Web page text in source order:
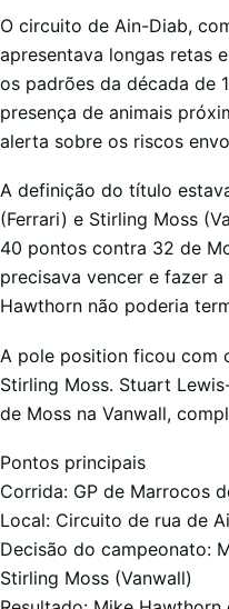
O circuito de Ain-Diab,
apresentava longas retas
os padrões da década de
presença de animais
alerta sobre os riscos
A definição do título
(Ferrari) e Stirling Moss
40 pontos contra 32 de
precisava vencer e fazer
Hawthorn não poderia
A pole position ficou com
Stirling Moss. Stuart
de Moss na Vanwall,
Pontos principais
Corrida: GP de Marrocos
Local: Circuito de rua de
Decisão do campeonato:
Stirling Moss (Vanwall)